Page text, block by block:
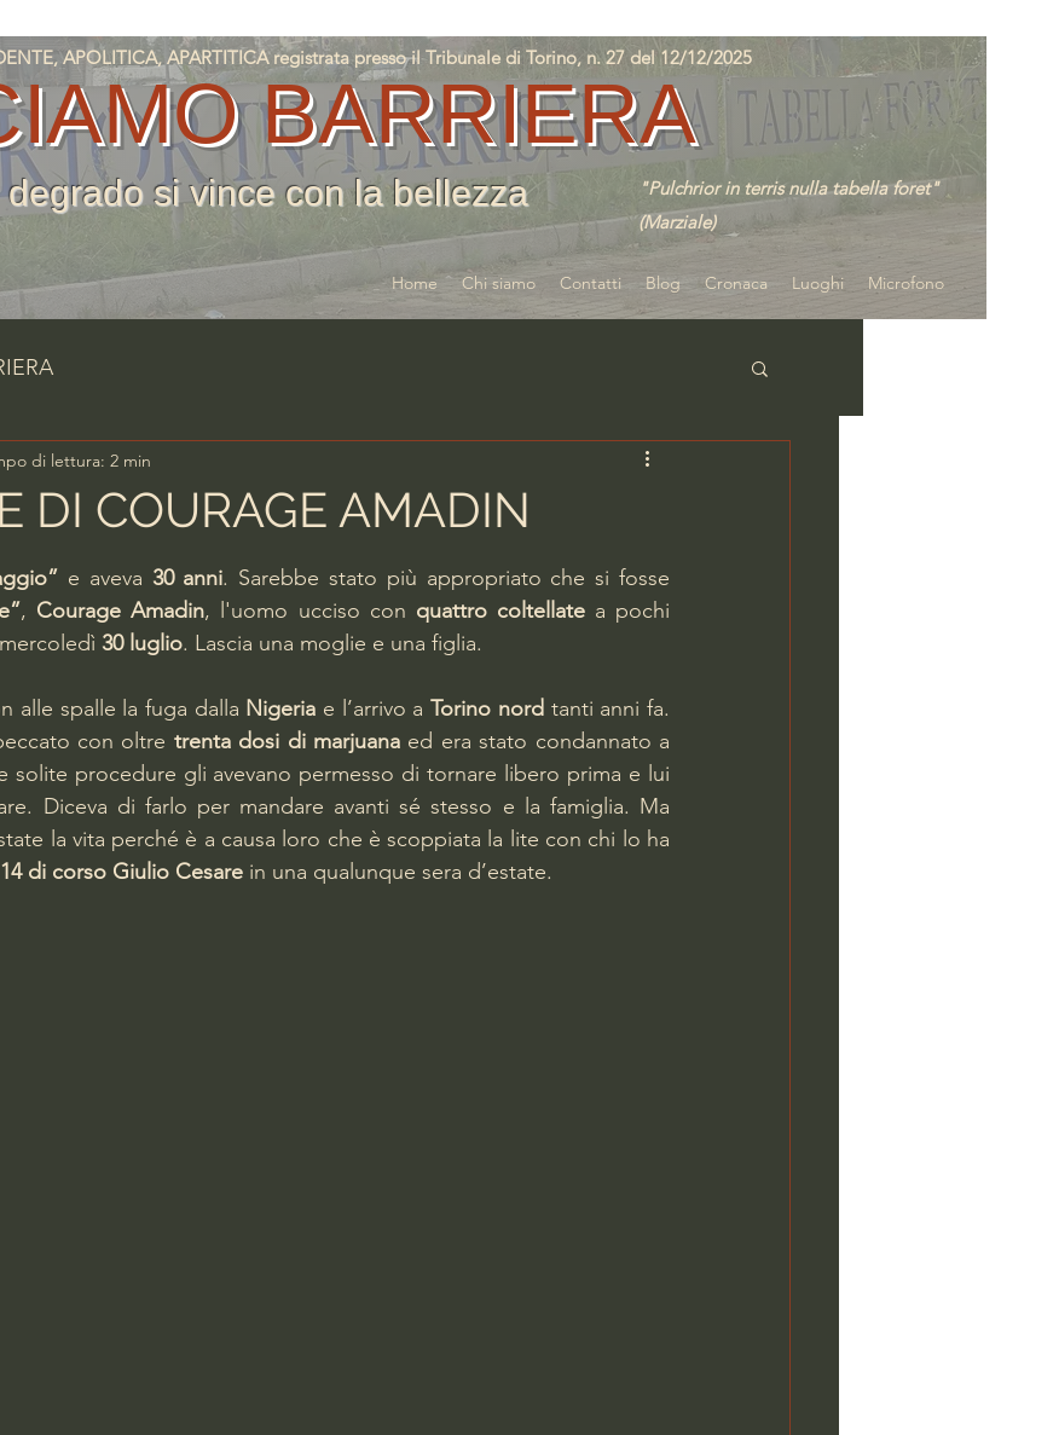
BARRIERA
degrado si vince con la bellezza
"Pulchrior in terris nulla tabella foret"
(Marziale)
Home Chi siamo Contatti Blog Cronaca Luoghi Microfono
APOLITICA, APARTITICA registrata presso il Tribunale di Torino, n. 27 del 12/12/2025
DI COURAGE AMADIN
di lettura: 2 min
5.
e aveva 30 anni. Sarebbe stato più appropriato che si fosse
, Courage Amadin, l'uomo ucciso con quattro coltellate a pochi
mercoledì 30 luglio. Lascia una moglie e una figlia.
alle spalle la fuga dalla Nigeria e l’arrivo a Torino nord tanti anni fa.
con oltre trenta dosi di marjuana
solite procedure gli avevano permesso di tornare libero prima e lui
Diceva di farlo per mandare avanti sé stesso e la famiglia. Ma
la vita perché è a causa loro che è scoppiata la lite con chi lo ha
di corso Giulio Cesare in una qualunque sera d’estate.